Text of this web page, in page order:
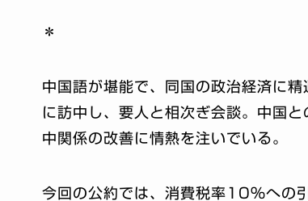
＊
中国語が堪能で、同国の政治経済に
に訪中し、要人と相次ぎ会談。中国
中関係の改善に情熱を注いでいる。
今回の公約では、消費税率10％への